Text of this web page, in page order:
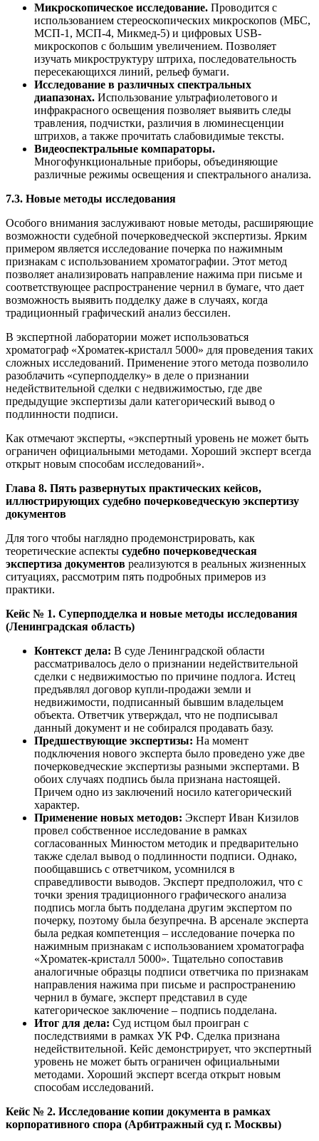
Микроскопическое исследование. Проводится с
использованием стереоскопических микроскопов (МБС,
МСП-1, МСП-4, Микмед-5) и цифровых USB-
микроскопов с большим увеличением. Позволяет
изучать микроструктуру штриха, последовательность
пересекающихся линий, рельеф бумаги.
Исследование в различных спектральных
диапазонах. Использование ультрафиолетового и
инфракрасного освещения позволяет выявить следы
травления, подчистки, различия в люминесценции
штрихов, а также прочитать слабовидимые тексты.
Видеоспектральные компараторы.
Многофункциональные приборы, объединяющие
различные режимы освещения и спектрального анализа.
7.3. Новые методы исследования
Особого внимания заслуживают новые методы, расширяющие
возможности судебной почерковедческой экспертизы. Ярким
примером является исследование почерка по нажимным
признакам с использованием хроматографии. Этот метод
позволяет анализировать направление нажима при письме и
соответствующее распространение чернил в бумаге, что дает
возможность выявить подделку даже в случаях, когда
традиционный графический анализ бессилен.
В экспертной лаборатории может использоваться
хроматограф «Хроматек-кристалл 5000» для проведения таких
сложных исследований. Применение этого метода позволило
разоблачить «суперподделку» в деле о признании
недействительной сделки с недвижимостью, где две
предыдущие экспертизы дали категорический вывод о
подлинности подписи.
Как отмечают эксперты, «экспертный уровень не может быть
ограничен официальными методами. Хороший эксперт всегда
открыт новым способам исследований».
Глава 8. Пять развернутых практических кейсов,
иллюстрирующих судебно почерковедческую экспертизу
документов
Для того чтобы наглядно продемонстрировать, как
теоретические аспекты судебно почерковедческая
экспертиза документов реализуются в реальных жизненных
ситуациях, рассмотрим пять подробных примеров из
практики.
Кейс № 1. Суперподделка и новые методы исследования
(Ленинградская область)
Контекст дела: В суде Ленинградской области
рассматривалось дело о признании недействительной
сделки с недвижимостью по причине подлога. Истец
предъявлял договор купли-продажи земли и
недвижимости, подписанный бывшим владельцем
объекта. Ответчик утверждал, что не подписывал
данный документ и не собирался продавать базу.
Предшествующие экспертизы: На момент
подключения нового эксперта было проведено уже две
почерковедческие экспертизы разными экспертами. В
обоих случаях подпись была признана настоящей.
Причем одно из заключений носило категорический
характер.
Применение новых методов: Эксперт Иван Кизилов
провел собственное исследование в рамках
согласованных Минюстом методик и предварительно
также сделал вывод о подлинности подписи. Однако,
пообщавшись с ответчиком, усомнился в
справедливости выводов. Эксперт предположил, что с
точки зрения традиционного графического анализа
подпись могла быть подделана другим экспертом по
почерку, поэтому была безупречна. В арсенале эксперта
была редкая компетенция – исследование почерка по
нажимным признакам с использованием хроматографа
«Хроматек-кристалл 5000». Тщательно сопоставив
аналогичные образцы подписи ответчика по признакам
направления нажима при письме и распространению
чернил в бумаге, эксперт представил в суде
категорическое заключение – подпись подделана.
Итог для дела: Суд истцом был проигран с
последствиями в рамках УК РФ. Сделка признана
недействительной. Кейс демонстрирует, что экспертный
уровень не может быть ограничен официальными
методами. Хороший эксперт всегда открыт новым
способам исследований.
Кейс № 2. Исследование копии документа в рамках
корпоративного спора (Арбитражный суд г. Москвы)